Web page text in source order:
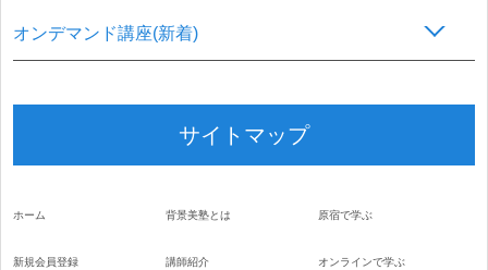
オンデマンド講座(新着)
サイトマップ
ホーム
新規会員登録
背景美塾とは
講師紹介
原宿で学ぶ
オンラインで学ぶ